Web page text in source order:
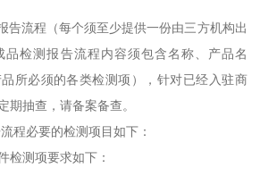
告流程（每个须至少提供一份由三方机构出
品检测报告流程内容须包含名称、产品名
所必须的各类检测项），针对已经入驻商
期抽查，请备案备查。
程必要的检测项目如下：
检测项要求如下：